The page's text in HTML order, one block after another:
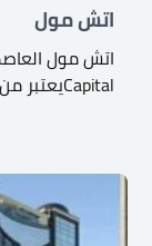
اتش مول
Capitalيعتبر من احدث مشاريع شركة New Event العقارية،